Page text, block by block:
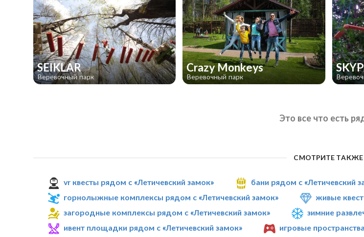
SEIKLAR
Веревочный парк
Crazy Monkeys
Веревочный парк
Это все что есть
СМОТРИТЕ ТАКЖЕ
vr квесты рядом с «Летичевский замок» бани рядом с «Летичевский
горнолыжные комплексы рядом с «Летичевский замок»
живые
загородные комплексы рядом с «Летичевский замок»
зимние
ивент площадки рядом с «Летичевский замок»
игровые